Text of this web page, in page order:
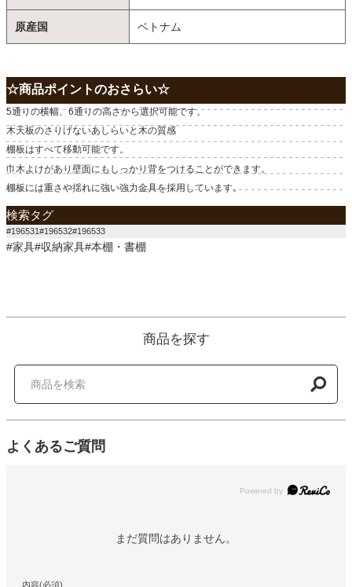
原産国 ベトナム
☆商品ポイントのおさらい☆
5通りの横幅、6通りの高さから選択可能です。
木天板のさりげないあしらいと木の質感
棚板はすべて移動可能です。
巾木よけがあり壁面にもしっかり背をつけることができます。
棚板には重さや揺れに強い強力金具を採用しています。
検索タグ
#196531#196532#196533
#家具#収納家具#本棚・書棚
商品を探す
よくあるご質問
Powered by
まだ質問はありません。
内容(必須)